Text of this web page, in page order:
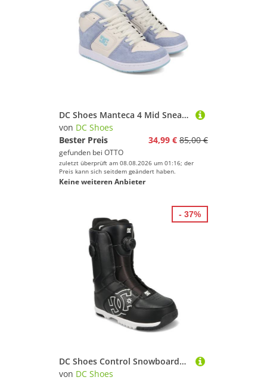
DC Shoes Manteca 4 Mid Sneaker
von DC Shoes
Bester Preis
34,99 € 85,00 €
gefunden bei OTTO
zuletzt überprüft am 08.08.2026 um 01:16; der
Preis kann sich seitdem geändert haben.
Keine weiteren Anbieter
DC Shoes Control Snowboardboots
von DC Shoes
- 37%